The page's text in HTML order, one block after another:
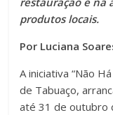
produtos locais.
Por Luciana
A iniciativa “Não
de Tabuaço,
até 31 de outubro